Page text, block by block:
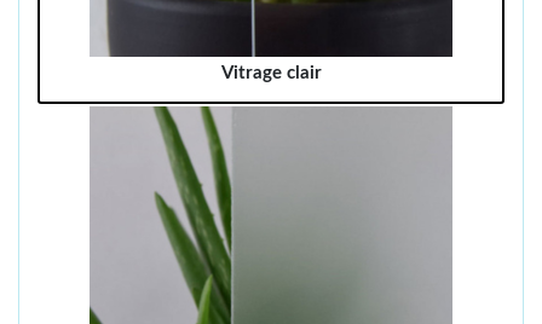
Vitrage clair